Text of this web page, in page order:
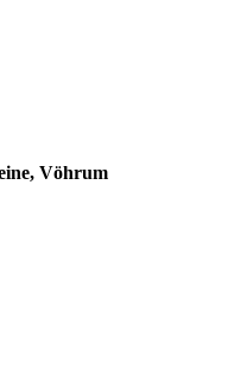
Vöhrum